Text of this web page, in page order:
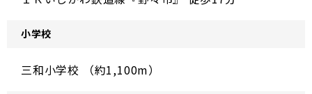
小学校
三和小学校 （約1,100m）